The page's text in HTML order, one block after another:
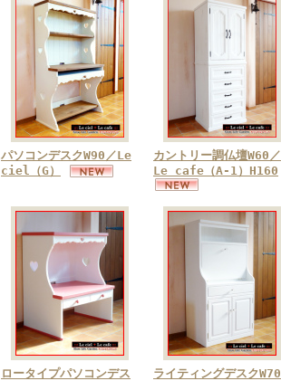
パソコンデスクW90／Le
ciel（G）
カントリー調仏壇W60／
Le cafe（A-1）H160
ロータイプパソコンデス
ライティングデスクW70